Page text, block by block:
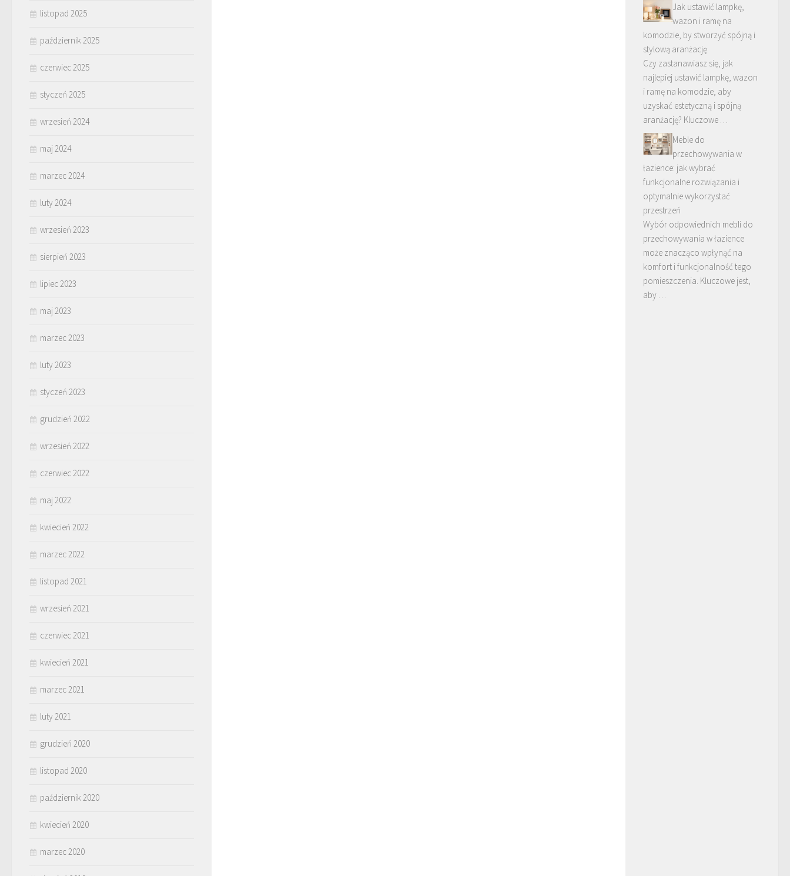
listopad 2025
październik 2025
czerwiec 2025
styczeń 2025
wrzesień 2024
maj 2024
marzec 2024
luty 2024
wrzesień 2023
sierpień 2023
lipiec 2023
maj 2023
marzec 2023
luty 2023
styczeń 2023
grudzień 2022
wrzesień 2022
czerwiec 2022
maj 2022
kwiecień 2022
marzec 2022
listopad 2021
wrzesień 2021
czerwiec 2021
kwiecień 2021
marzec 2021
luty 2021
grudzień 2020
listopad 2020
październik 2020
kwiecień 2020
marzec 2020
Jak ustawić lampkę,
wazon i ramę na
komodzie, by stworzyć spójną i
stylową aranżację
Czy zastanawiasz się, jak
najlepiej ustawić lampkę, wazon
i ramę na komodzie, aby
uzyskać estetyczną i spójną
aranżację? Kluczowe …
Meble do
przechowywania w
łazience: jak wybrać
funkcjonalne rozwiązania i
optymalnie wykorzystać
przestrzeń
Wybór odpowiednich mebli do
przechowywania w łazience
może znacząco wpłynąć na
komfort i funkcjonalność tego
pomieszczenia. Kluczowe jest,
aby …